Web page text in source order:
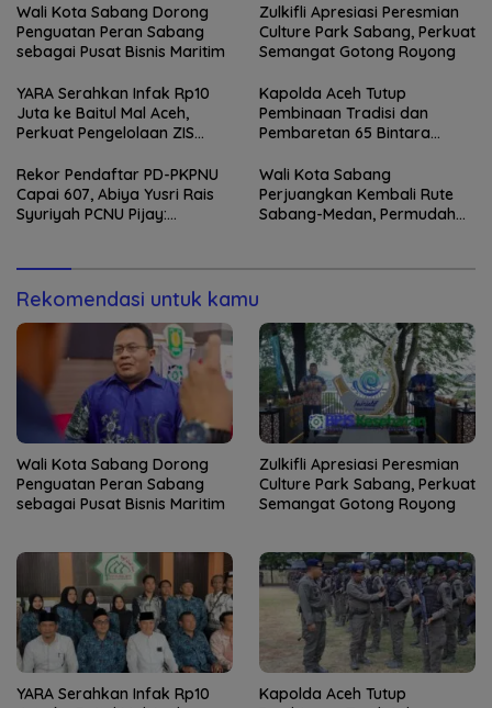
Wali Kota Sabang Dorong
Penguatan Peran Sabang
sebagai Pusat Bisnis Maritim
Zulkifli Apresiasi Peresmian
Culture Park Sabang, Perkuat
Semangat Gotong Royong
YARA Serahkan Infak Rp10
Juta ke Baitul Mal Aceh,
Perkuat Pengelolaan ZIS
Kapolda Aceh Tutup
Pembinaan Tradisi dan
Pembaretan 65 Bintara
Rekor Pendaftar PD-PKPNU
Capai 607, Abiya Yusri Rais
Syuriyah PCNU Pijay:
Wali Kota Sabang
Perjuangkan Kembali Rute
Sabang-Medan, Permudah
Rekomendasi untuk kamu
Wali Kota Sabang Dorong
Penguatan Peran Sabang
sebagai Pusat Bisnis Maritim
Zulkifli Apresiasi Peresmian
Culture Park Sabang, Perkuat
Semangat Gotong Royong
YARA Serahkan Infak Rp10
Kapolda Aceh Tutup